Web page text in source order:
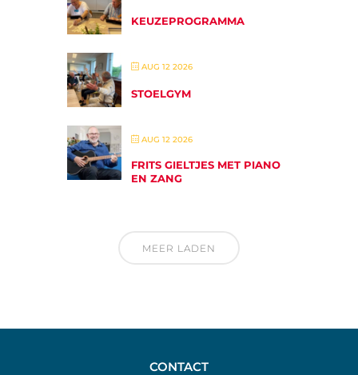
KEUZEPROGRAMMA
AUG 12 2026
STOELGYM
AUG 12 2026
FRITS GIELTJES MET PIANO
EN ZANG
MEER LADEN
CONTACT